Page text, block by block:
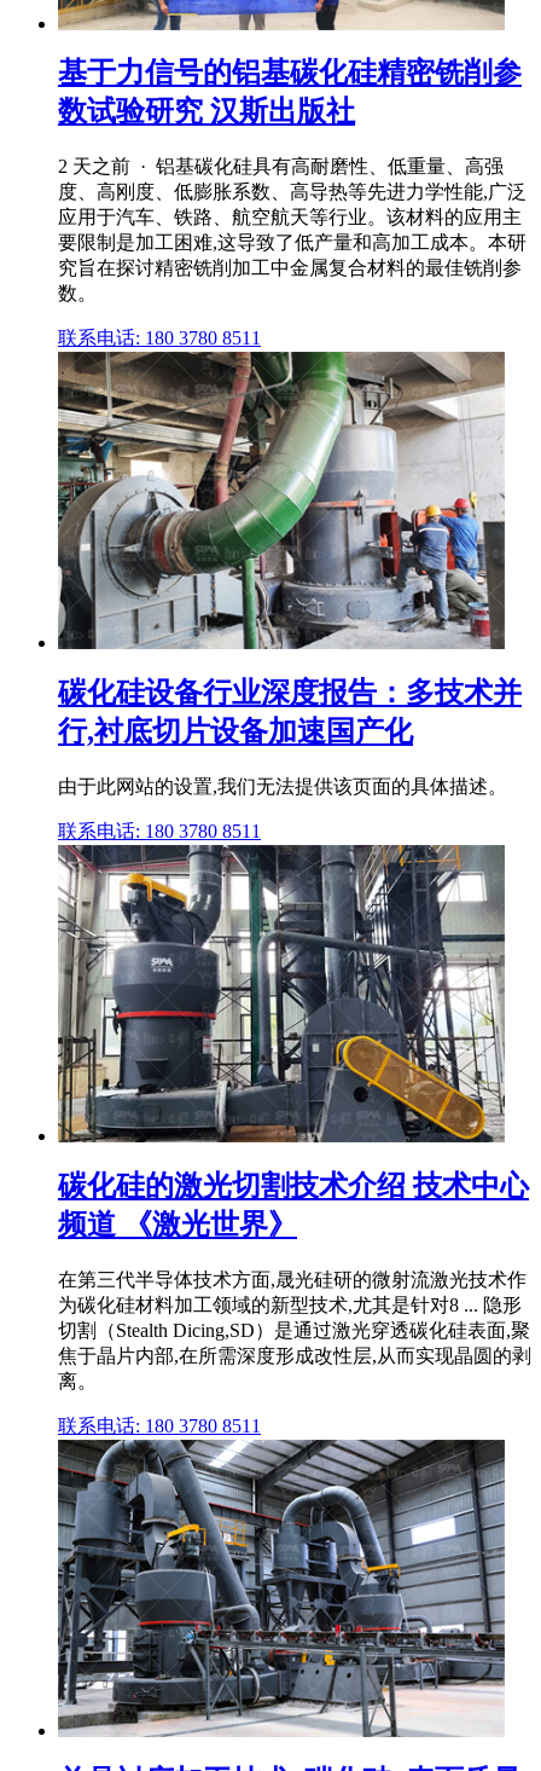
基于力信号的铝基碳化硅精密铣削参
数试验研究 汉斯出版社
2 天之前 · 铝基碳化硅具有高耐磨性、低重量、高强
度、高刚度、低膨胀系数、高导热等先进力学性能,广泛
应用于汽车、铁路、航空航天等行业。该材料的应用主
要限制是加工困难,这导致了低产量和高加工成本。本研
究旨在探讨精密铣削加工中金属复合材料的最佳铣削参
数。
联系电话: 180 3780 8511
碳化硅设备行业深度报告：多技术并
行,衬底切片设备加速国产化
由于此网站的设置,我们无法提供该页面的具体描述。
联系电话: 180 3780 8511
碳化硅的激光切割技术介绍 技术中心
频道 《激光世界》
在第三代半导体技术方面,晟光硅研的微射流激光技术作
为碳化硅材料加工领域的新型技术,尤其是针对8 ... 隐形
切割（Stealth Dicing,SD）是通过激光穿透碳化硅表面,聚
焦于晶片内部,在所需深度形成改性层,从而实现晶圆的剥
离。
联系电话: 180 3780 8511